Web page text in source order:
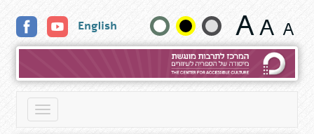
מון
11
בחוף
הים
שנה
גודל
טקסט
English
Toggle